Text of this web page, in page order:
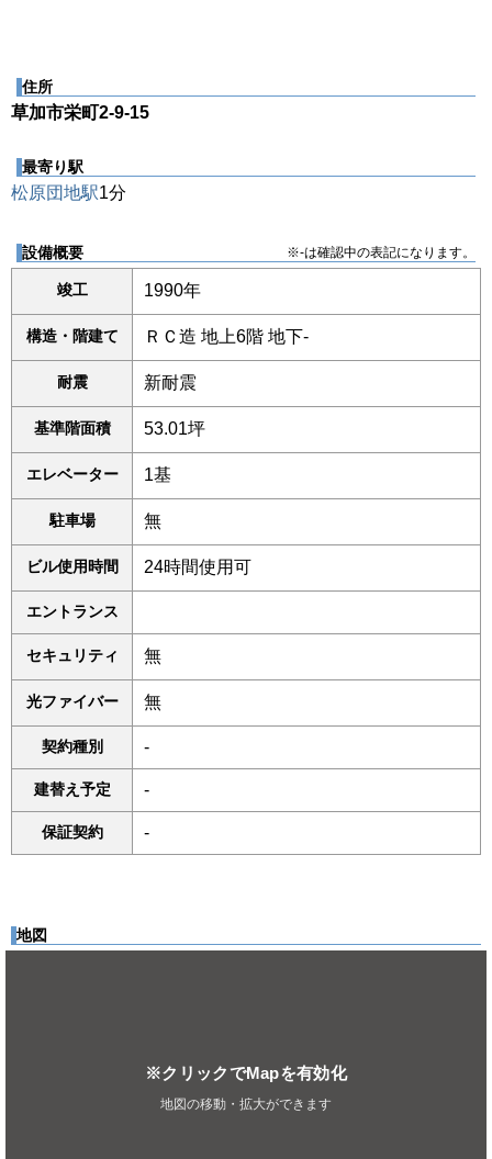
住所
草加市栄町2-9-15
最寄り駅
松原団地駅1分
設備概要 ※-は確認中の表記になります。
竣工 1990年
構造・階建て ＲＣ造 地上6階 地下-
耐震 新耐震
基準階面積 53.01坪
エレベーター 1基
駐車場 無
ビル使用時間 24時間使用可
エントランス
セキュリティ 無
光ファイバー 無
契約種別 -
建替え予定 -
保証契約 -
地図
※クリックでMapを有効化
地図の移動・拡大ができます